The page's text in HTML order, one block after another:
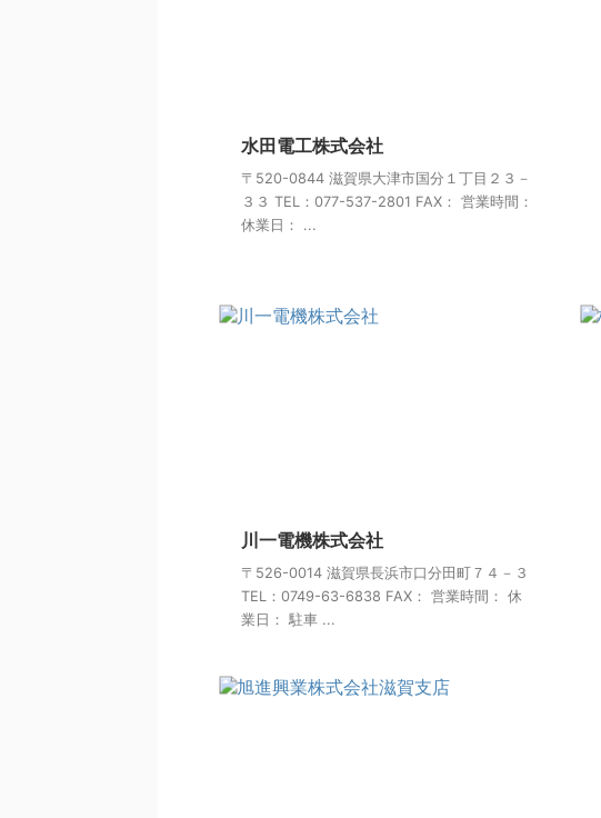
水田電工株式会社
〒520-0844 滋賀県大津市国分１丁目２３－
３３ TEL：077-537-2801 FAX： 営業時間：
休業日： ...
川一電機株式会社
〒526-0014 滋賀県長浜市口分田町７４－３
TEL：0749-63-6838 FAX： 営業時間： 休
業日： 駐車 ...